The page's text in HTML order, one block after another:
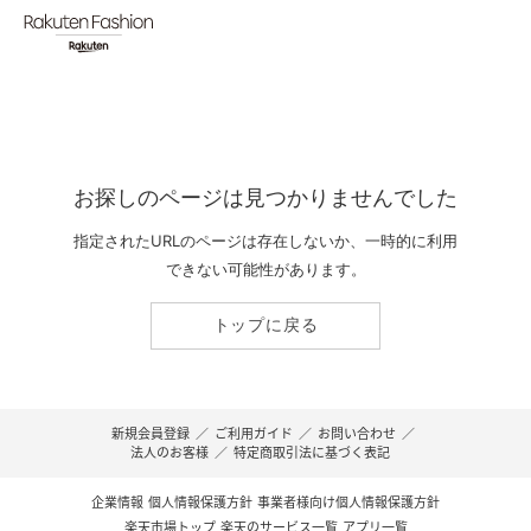
お探しのページは見つかりませんでした
指定されたURLのページは存在しないか、一時的に利用
できない可能性があります。
トップに戻る
新規会員登録 ／ ご利用ガイド ／ お問い合わせ ／
法人のお客様 ／ 特定商取引法に基づく表記
企業情報 個人情報保護方針 事業者様向け個人情報保護方針
楽天市場トップ 楽天のサービス一覧 アプリ一覧